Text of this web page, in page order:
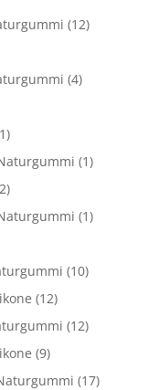
(12)
(4)
(1)
(1)
(10)
(12)
(12)
(9)
(17)